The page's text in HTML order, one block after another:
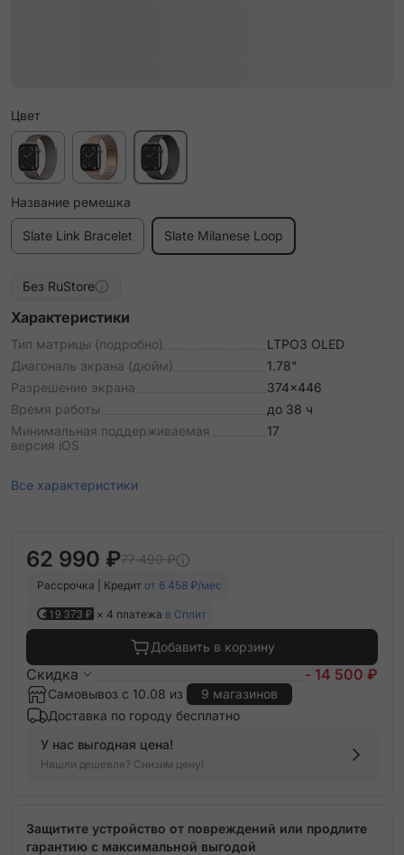
Цвет
Название ремешка
Slate Link Bracelet Slate Milanese Loop
Без RuStore
Характеристики
Тип матрицы (подробно)
LTPO3 OLED
Диагональ экрана (дюйм)
1.78"
Разрешение экрана
374x446
Время работы
до 38 ч
Минимальная поддерживаемая
версия iOS
17
Все характеристики
62 990 ₽77 490 ₽
Рассрочка | Кредит от 6 458 ₽/мес
19 373 ₽ × 4 платежа в Сплит
Добавить в корзину
Скидка - 14 500 ₽
Самовывоз с 10.08 из
9 магазинов
Доставка по городу бесплатно
У нас выгодная цена!
Нашли дешевле? Снизим цену!
Защитите устройство от повреждений или продлите
гарантию с максимальной выгодой